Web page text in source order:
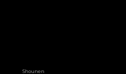
Shounen